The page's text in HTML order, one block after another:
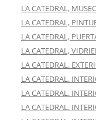
LA CATEDRAL,
LA CATEDRAL,
LA CATEDRAL,
LA CATEDRAL,
LA CATEDRAL.
LA CATEDRAL.
LA CATEDRAL.
LA CATEDRAL.